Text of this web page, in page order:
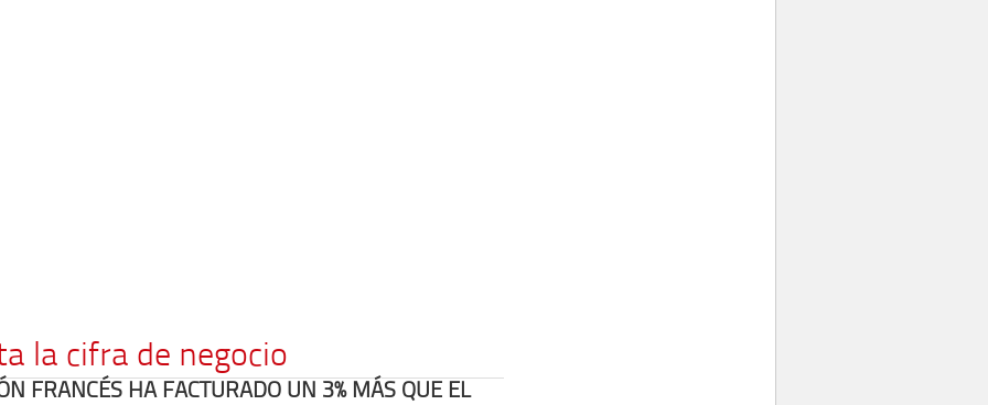
la cifra de negocio
FRANCÉS HA FACTURADO UN 3% MÁS QUE EL